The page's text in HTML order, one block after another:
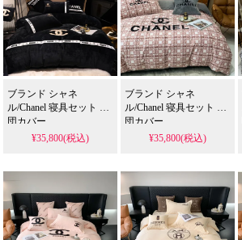
ブランド シャネ
ル/Chanel 寝具セット 布
団カバー
¥35,800(税込)
ブランド シャネ
ル/Chanel 寝具セット 布
団カバー
¥35,800(税込)